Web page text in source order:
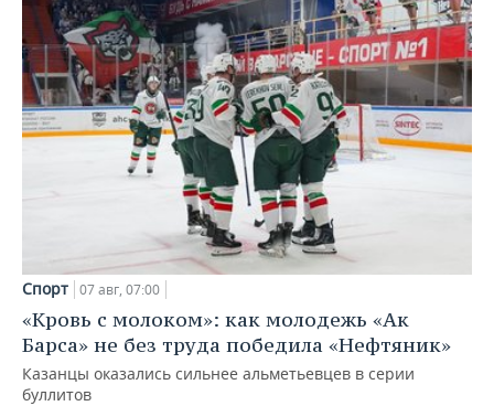
Спорт 07 авг, 07:00
«Кровь с молоком»: как молодежь «Ак
Барса» не без труда победила «Нефтяник»
Казанцы оказались сильнее альметьевцев в серии
буллитов